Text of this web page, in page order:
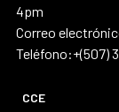
4pm
Correo
Teléfono:+(507)
CCE